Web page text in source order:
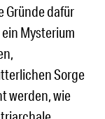
Gründe dafür
Mysterium
Sorge
werden, wie